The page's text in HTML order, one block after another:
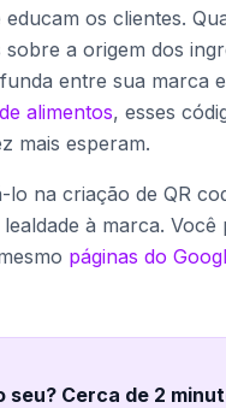
os clientes.
sobre a origem dos
entre sua marca
alimentos, esses
mais esperam.
lo na criação de QR
à marca.
páginas do
seu? Cerca de 2